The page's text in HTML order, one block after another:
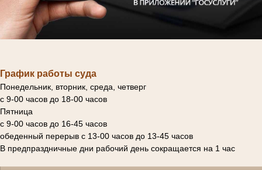
График работы суда
Понедельник, вторник, среда, четверг
с 9-00 часов до 18-00 часов
Пятница
с 9-00 часов до 16-45 часов
обеденный перерыв с 13-00 часов до 13-45 часов
В предпраздничные дни рабочий день сокращается на 1 час